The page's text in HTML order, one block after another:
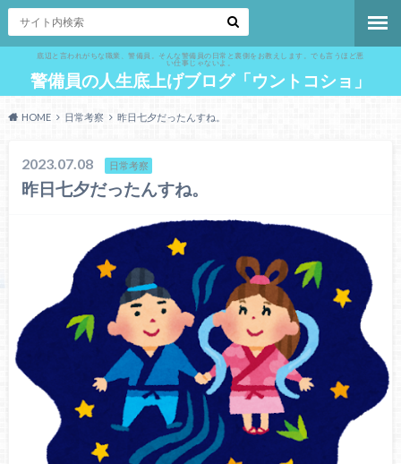
底辺と言われがちな職業、警備員。そんな警備員の日常と裏側をお教えします。でも言うほど悪
い仕事じゃないよ。
警備員の人生底上げブログ「ウントコショ」
HOME 日常考察 昨日七夕だったんすね。
2023.07.08 日常考察
昨日七夕だったんすね。